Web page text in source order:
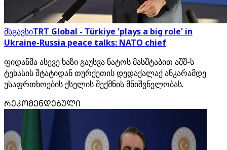
მსგავსიTRT Global - Türkiye 'plays a big role' in
Ukraine-Russia peace talks: NATO chief
ფიდანმა ასევე ხაზი გაუსვა ნატოს მასშტაბით აშშ-ს
ტეხასის შტატიდან თურქეთის დედაქალაქ ანკარამდე
უსაფრთხოების ქსელის შექმნის მნიშვნელობას.
ᲠᲔᲙᲝᲛᲔᲜᲓᲔᲑᲣᲚᲘ